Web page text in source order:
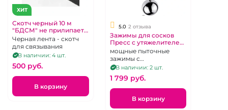
ХИТ
Скотч черный 10 м
"БДСМ" не прилипает
к волоскам
Черная лента - скотч
для связывания
В наличии: 4 шт.
500 pуб.
В корзину
5.0 2 отзыва
Зажимы для сосков
Пресс с утяжелителем
- шариком
мощные пыточные
зажимы с
утяжелителем в виде
шариков
В наличии: 2 шт.
1 799 pуб.
В корзину